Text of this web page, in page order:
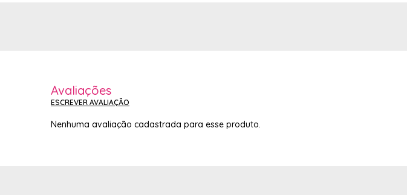
Avaliações
ESCREVER AVALIAÇÃO
Nenhuma avaliação cadastrada para esse produto.